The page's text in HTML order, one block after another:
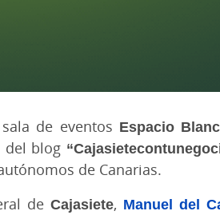
de eventos Espacio
del blog
de Canarias.
deCajasiete, Manuel del